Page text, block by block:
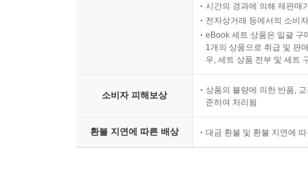
시간의 경과에 의해 재판매
전자상거래 등에서의 소비
eBook 세트 상품은 일괄 구
1개의 상품으로 취급 및 판
우, 세트 상품 전부 및 세트
소비자 피해보상
상품의 불량에 의한 반품,
준하여 처리됨
환불 지연에 따른 배상 대금 환불 및 환불 지연에